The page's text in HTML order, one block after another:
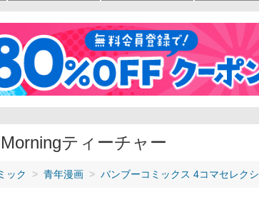
ティーチャー
ック 青年漫画 バンブーコミックス 4コマセレク